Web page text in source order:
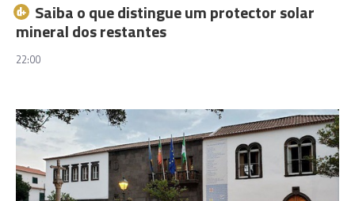
Saiba o que distingue um protector solar
mineral dos restantes
22:00